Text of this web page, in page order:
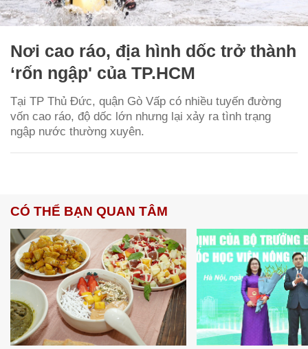
Nơi cao ráo, địa hình dốc trở thành
‘rốn ngập' của TP.HCM
Tại TP Thủ Đức, quận Gò Vấp có nhiều tuyến đường
vốn cao ráo, độ dốc lớn nhưng lại xảy ra tình trạng
ngập nước thường xuyên.
CÓ THỂ BẠN QUAN TÂM